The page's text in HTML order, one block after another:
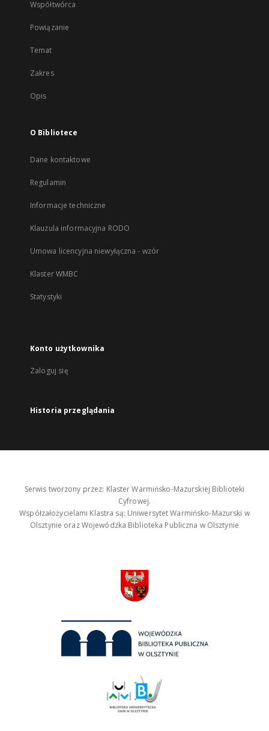
Współtwórca
Powiązanie
Temat
Zakres
Opis
O Bibliotece
Dane kontaktowe
Regulamin
Informacje techniczne
Klauzula informacyjna RODO
Umowa licencyjna niewyłączna - wzór
Klaster WMBC
Statystyki
Konto użytkownika
Zaloguj się
Historia przeglądania
Serwis tworzony przez: Klaster Warmińsko-Mazurskiej Biblioteki
Cyfrowej.
Współzałożycielami Klastra są: Uniwersytet Warmińsko-Mazurski w
Olsztynie oraz Wojewódzka Biblioteka Publiczna w Olsztynie